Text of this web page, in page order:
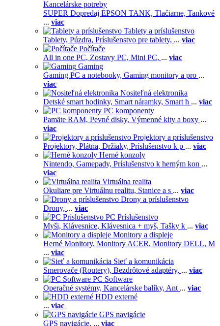
Kancelárske potreby
SUPER Dopredaj EPSON TANK, Tlačiarne, Tankové
... viac
Tablety a príslušenstvo
Tablety, Púzdra, Príslušenstvo pre tablety, ... viac
Počítače
All in one PC, Zostavy PC, Mini PC, ... viac
Gaming
Gaming PC a notebooky, Gaming monitory a pro ...
viac
Nositeľná elektronika
Detské smart hodinky, Smart náramky, Smart h ... viac
PC komponenty
Pamäte RAM, Pevné disky, Výmenné kity a boxy ...
viac
Projektory a príslušenstvo
Projektory, Plátna, Držiaky, Príslušenstvo k p ... viac
Herné konzoly
Nintendo, Gamepady, Príslušenstvo k herným kon ...
viac
Virtuálna realita
Okuliare pre Virtuálnu realitu, Stanice a s ... viac
Drony a príslušenstvo
Drony, ... viac
PC Príslušenstvo
Myši, Klávesnice, Klávesnica + myš, Tašky k ... viac
Monitory a displeje
Herné Monitory, Monitory ACER, Monitory DELL, M
... viac
Sieť a komunikácia
Smerovače (Routery), Bezdrôtové adaptéry, ... viac
PC Software
Operačné systémy, Kancelárske balíky, Ant ... viac
HDD externé
... viac
GPS navigácie
GPS navigácie, ... viac